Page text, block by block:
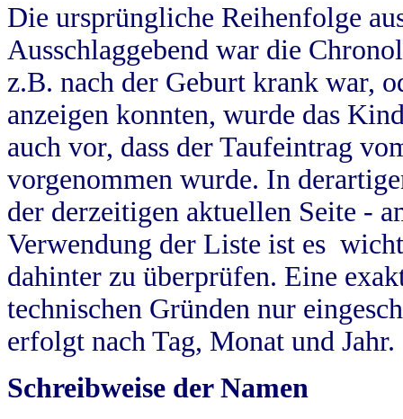
Die ursprüngliche Reihenfolge
Ausschlaggebend war die
z.B. nach der Geburt krank war,
anzeigen konnten, wurde das
auch vor, dass der Taufeintrag
vorgenommen wurde. In
der derzeitigen aktuellen Seite -
Verwendung der Liste ist es
dahinter zu überprüfen. Eine
technischen Gründen nur
erfolgt nach Tag, Monat und Jahr.
Schreibweise der Namen